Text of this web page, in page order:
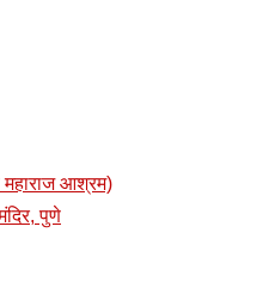
महाराज आश्रम)
पुणे